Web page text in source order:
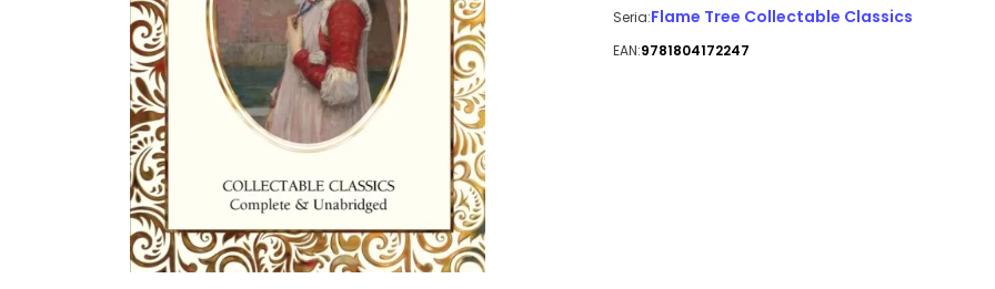
Seria:Flame Tree Collectable Classics
EAN:9781804172247
Podkreślenie linków